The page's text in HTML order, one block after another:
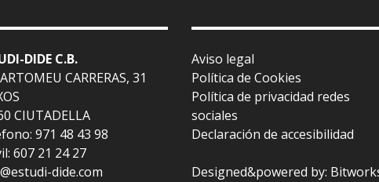
DIDE C.B.
CARRERAS, 31
CIUTADELLA
971 48 43 98
607 21 24 27
dide.com
Aviso legal
Política de Cookies
Política de privacidad redes
sociales
Declaración de accesibilidad
Designed&powered by: